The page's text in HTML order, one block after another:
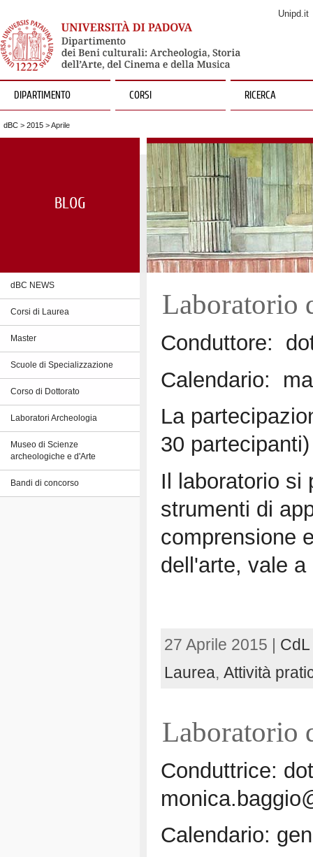
Unipd.it
DIPARTIMENTO CORSI RICERCA
dBC > 2015 > Aprile
BLOG
dBC NEWS
Corsi di Laurea
Master
Scuole di Specializzazione
Corso di Dottorato
Laboratori Archeologia
Museo di Scienze
archeologiche e d'Arte
Bandi di concorso
Laboratorio
Conduttore:
Calendario:
La
30 partecipanti)
Il laboratorio si
strumenti di
comprensione
dell'arte, vale
27 Aprile 2015 |
Laurea, Attività
Laboratorio
Conduttrice:
Calendario: